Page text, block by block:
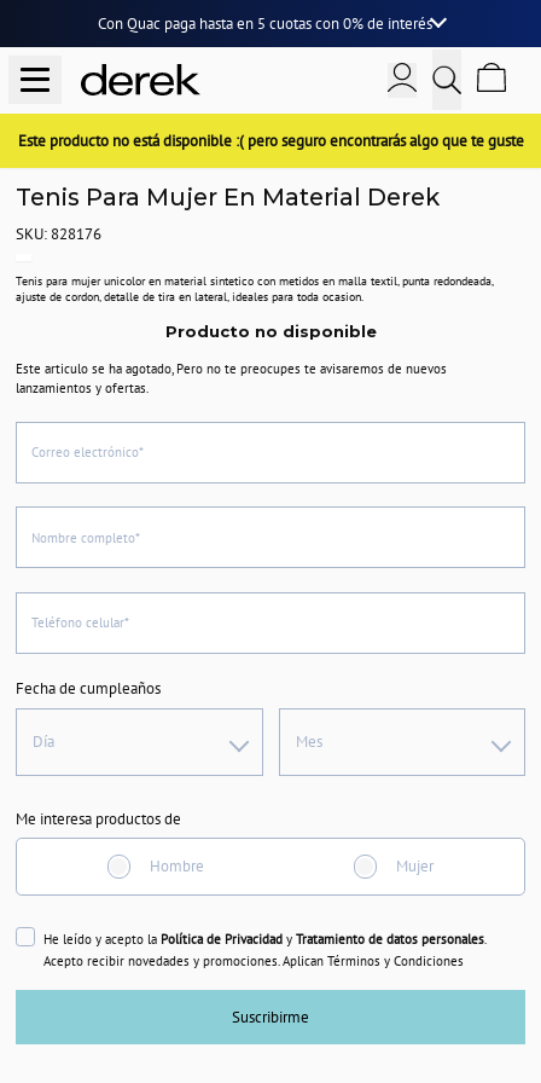
Con Quac paga hasta en 5 cuotascon0% de interés
Este producto no está disponible :( pero seguro encontrarás algo que te guste
Tenis Para Mujer En Material Derek
SKU: 828176
Tenis para mujer unicolor en material sintetico con metidos en malla textil, punta redondeada,
ajuste de cordon, detalle de tira en lateral, ideales para toda ocasion.
Producto no disponible
Este articulo se ha agotado, Pero no te preocupes te avisaremos de nuevos
lanzamientos y ofertas.
Correo electrónico*
Nombre completo*
Teléfono celular*
Fecha de cumpleaños
Día Mes
Me interesa productos de
Hombre Mujer
He leído y acepto la Política de Privacidady Tratamiento de datos personales.
Acepto recibir novedades y promociones. Aplican Términos y Condiciones
Suscribirme